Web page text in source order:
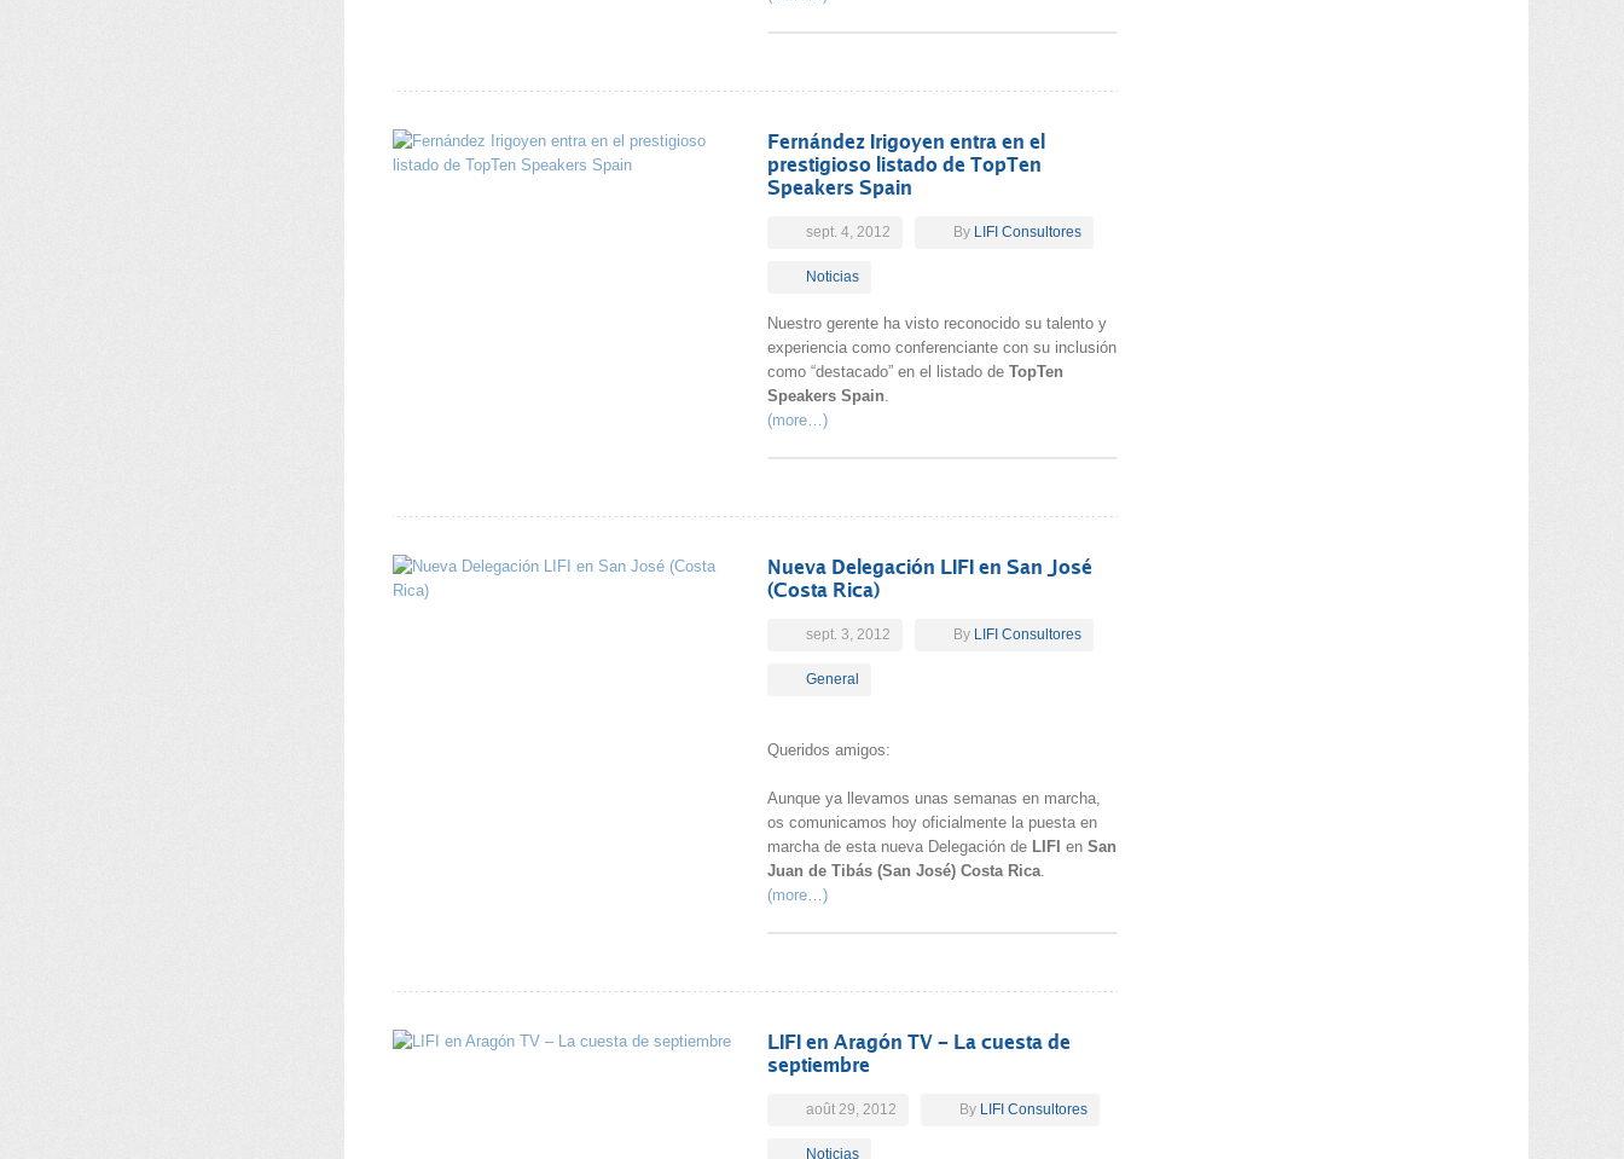
Fernández Irigoyen entra en el
prestigioso listado de TopTen
Speakers Spain
sept. 4, 2012 By LIFI Consultores
Noticias
Nuestro gerente ha visto reconocido su talento y
experiencia como conferenciante con su inclusión
como “destacado” en el listado de TopTen
Speakers Spain.
(more…)
Nueva Delegación LIFI en San José
(Costa Rica)
sept. 3, 2012 By LIFI Consultores
General
Queridos amigos:
Aunque ya llevamos unas semanas en marcha,
os comunicamos hoy oficialmente la puesta en
marcha de esta nueva Delegación de LIFI en San
Juan de Tibás (San José) Costa Rica.
(more…)
LIFI en Aragón TV – La cuesta de
septiembre
août 29, 2012 By LIFI Consultores
Noticias